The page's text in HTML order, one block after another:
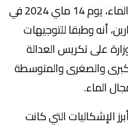
أكد السيد نزار بركة، وزير التجهيز والماء، يوم 14 ماي 2024 في
أنه وطبقا للتوجيهات
على تكريس العدالة
والصغرى والمتوسطة
الماء.
الإشكاليات التي كانت